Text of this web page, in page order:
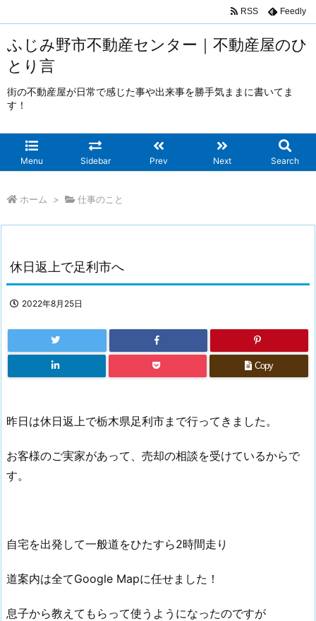
ふじみ野市不動産センター｜不動産屋のひ
とり言
街の不動産屋が日常で感じた事や出来事を勝手気ままに書いてま
す！
Menu Sidebar Prev Next Search
RSS Feedly
ホーム > 仕事のこと
休日返上で足利市へ
2022年8月25日
Copy
昨日は休日返上で栃木県足利市まで行ってきました。
お客様のご実家があって、売却の相談を受けているからで
す。
自宅を出発して一般道をひたすら2時間走り
道案内は全てGoogle Mapに任せました！
息子から教えてもらって使うようになったのですが